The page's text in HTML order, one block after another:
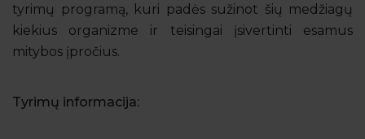
tyrimų programą, kuri padės sužinot šių medžiagų
kiekius organizme ir teisingai įsivertinti esamus
mitybos įpročius.
Tyrimų informacija: